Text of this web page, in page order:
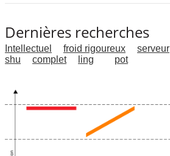
Dernières recherches
Intellectuel froid rigoureux serveur
shu
complet ling pot